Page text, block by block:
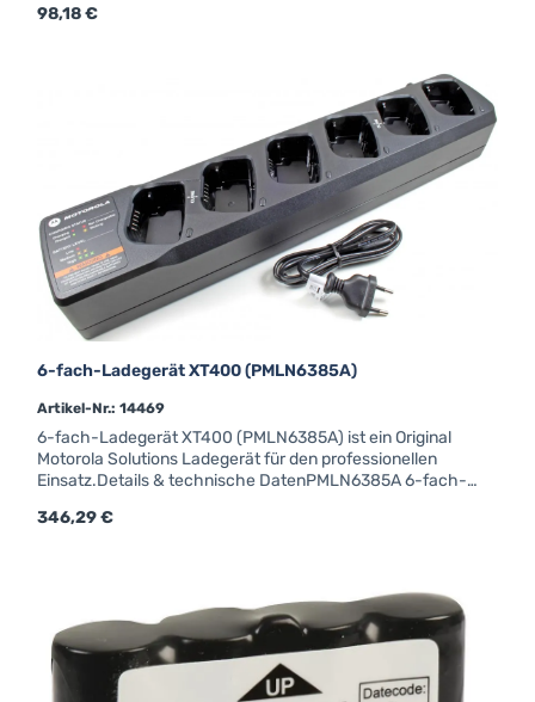
Regulärer Preis:
98,18 €
6-fach-Ladegerät XT400 (PMLN6385A)
Artikel-Nr.: 14469
6-fach-Ladegerät XT400 (PMLN6385A) ist ein Original
Motorola Solutions Ladegerät für den professionellen
Einsatz.Details & technische DatenPMLN6385A 6-fach-
Beratung und schneller Lieferung – für Behörden, BOS-Funk
Regulärer Preis:
346,29 €